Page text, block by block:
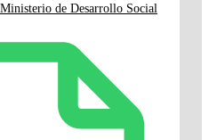
de Desarrollo Social